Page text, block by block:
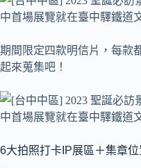
期間限定四款明信片，每款
起來蒐集吧！
6大拍照打卡IP展區＋集章位